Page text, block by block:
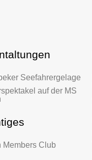
Seefahrergelage
auf der MS
Members Club